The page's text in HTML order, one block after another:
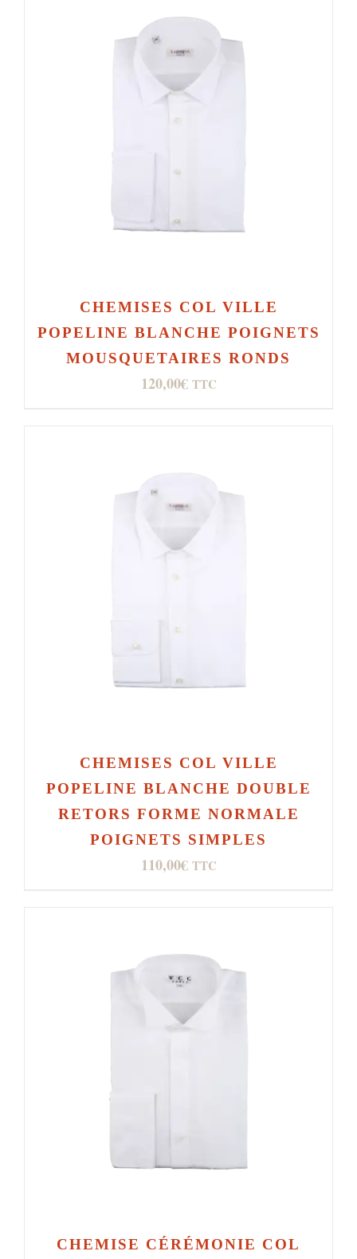
CHEMISES COL VILLE
POPELINE BLANCHE POIGNETS
MOUSQUETAIRES RONDS
120,00€ TTC
CHEMISES COL VILLE
POPELINE BLANCHE DOUBLE
RETORS FORME NORMALE
POIGNETS SIMPLES
110,00€ TTC
CHEMISE CÉRÉMONIE COL